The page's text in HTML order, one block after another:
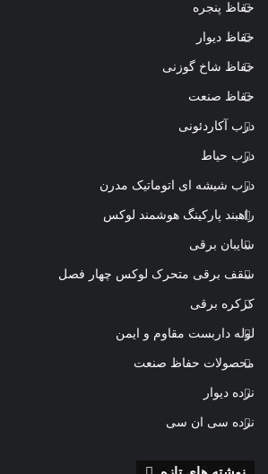
حفاظ پنجره
حفاظ دیوار
حفاظ شاخ گوزنی
حفاظ صنعت
درب آکاردئونی
درب حیاط
درب شیشه ای اتوماتیک مدرن
راهبند پارکینگ هوشمند لوکس
سایبان برقی
سقف برقی متحرک لوکس چهار فصل
کرکره برقی
لوله داربست مقاوم و ایمن
محصولات حفاظ صنعت
نرده دیوار
نرده سی ان سی